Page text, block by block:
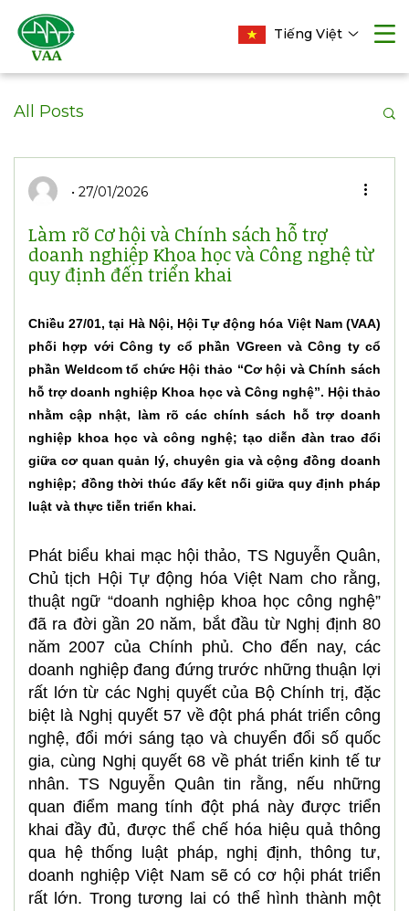
Tiếng Việt
All Posts
27/01/2026
Làm rõ Cơ hội và Chính sách hỗ trợ
doanh nghiệp Khoa học và Công nghệ từ
quy định đến triển khai
Chiều 27/01, tại Hà Nội, Hội Tự động hóa Việt Nam (VAA)
phối hợp với Công ty cổ phần VGreen và Công ty cổ
phần Weldcom tổ chức Hội thảo “Cơ hội và Chính sách
hỗ trợ doanh nghiệp Khoa học và Công nghệ”. Hội thảo
nhằm cập nhật, làm rõ các chính sách hỗ trợ doanh
nghiệp khoa học và công nghệ; tạo diễn đàn trao đổi
giữa cơ quan quản lý, chuyên gia và cộng đồng doanh
nghiệp; đồng thời thúc đẩy kết nối giữa quy định pháp
luật và thực tiễn triển khai.
Phát biểu khai mạc hội thảo, TS Nguyễn Quân,
Chủ tịch Hội Tự động hóa Việt Nam cho rằng,
thuật ngữ “doanh nghiệp khoa học công nghệ”
đã ra đời gần 20 năm, bắt đầu từ Nghị định 80
năm 2007 của Chính phủ. Cho đến nay, các
doanh nghiệp đang đứng trước những thuận lợi
rất lớn từ các Nghị quyết của Bộ Chính trị, đặc
biệt là Nghị quyết 57 về đột phá phát triển công
nghệ, đổi mới sáng tạo và chuyển đổi số quốc
gia, cùng Nghị quyết 68 về phát triển kinh tế tư
nhân. TS Nguyễn Quân tin rằng, nếu những
quan điểm mang tính đột phá này được triển
khai đầy đủ, được thể chế hóa hiệu quả thông
qua hệ thống luật pháp, nghị định, thông tư,
doanh nghiệp Việt Nam sẽ có cơ hội phát triển
rất lớn. Trong tương lai có thể hình thành một